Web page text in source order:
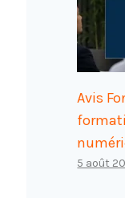
Avis
5 août